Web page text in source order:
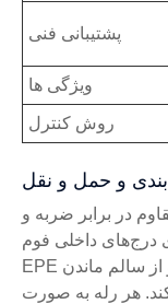
پشتیبانی فنی
ویژگی ها
روش کنترل
و حمل و نقل
در برابر ضربه و
درج‌های داخلی فوم
EPE است تا محصول را به‌طور ایمن نگه دارد و از سالم ماندن
هر رله به صورت